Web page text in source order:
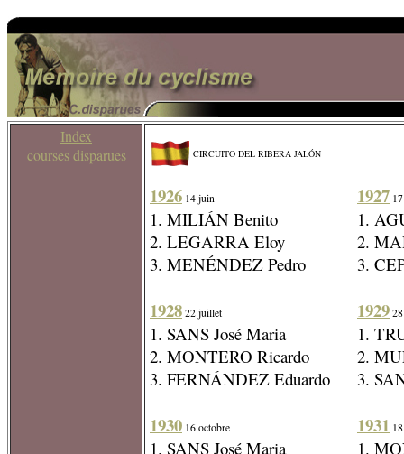
Index
courses disparues
CIRCUITO DEL RIBERA JALÓN
1926 14 juin
1. MILIÁN Benito
2. LEGARRA Eloy
3. MENÉNDEZ Pedro
1928 22 juillet
1. SANS José Maria
2. MONTERO Ricardo
3. FERNÁNDEZ Eduardo
1930 16 octobre
1. SANS José Maria
1927
1.
2.
3.
1929
1.
2.
3.
1931
1.